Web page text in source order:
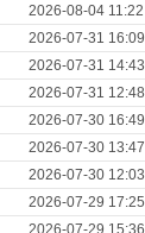
2026-08-04 11:22
2026-07-31 16:09
2026-07-31 14:43
2026-07-31 12:48
2026-07-30 16:49
2026-07-30 13:47
2026-07-30 12:03
2026-07-29 17:25
2026-07-29 15:36